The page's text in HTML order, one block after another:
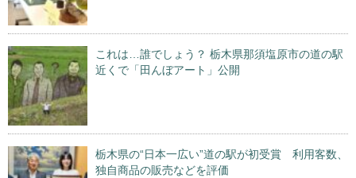
これは…誰でしょう？ 栃木県那須塩原市の道の駅
近くで「田んぼアート」公開
栃木県の“日本一広い”道の駅が初受賞 利用客数、
独自商品の販売などを評価